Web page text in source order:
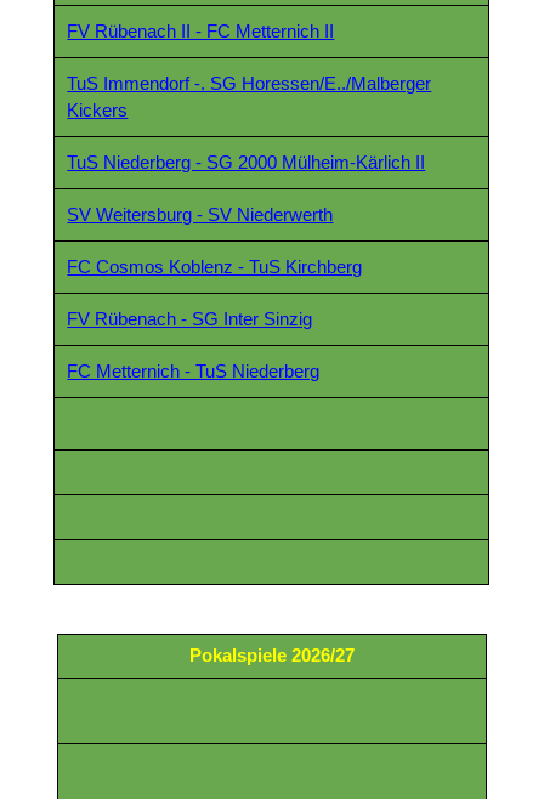
FV Rübenach II - FC Metternich II
TuS Immendorf -. SG Horessen/E../Malberger
Kickers
TuS Niederberg - SG 2000 Mülheim-Kärlich II
SV Weitersburg - SV Niederwerth
FC Cosmos Koblenz - TuS Kirchberg
FV Rübenach - SG Inter Sinzig
FC Metternich - TuS Niederberg
Pokalspiele 2026/27